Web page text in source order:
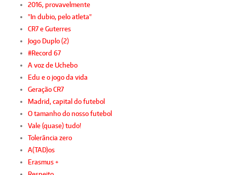
2016, provavelmente
"In dubio, pelo atleta"
CR7 e Guterres
Jogo Duplo (2)
#Record 67
A voz de Uchebo
Edu e o jogo da vida
Geração CR7
Madrid, capital do futebol
O tamanho do nosso futebol
Vale (quase) tudo!
Tolerância zero
A(TAD)os
Erasmus +